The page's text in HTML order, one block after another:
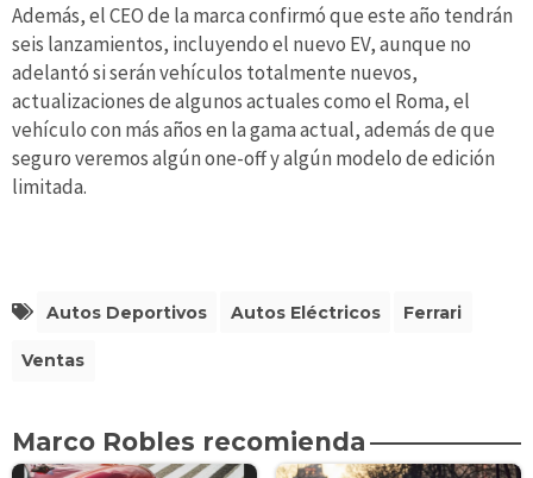
Además, el CEO de la marca confirmó que este año tendrán
seis lanzamientos, incluyendo el nuevo EV, aunque no
adelantó si serán vehículos totalmente nuevos,
actualizaciones de algunos actuales como el Roma, el
vehículo con más años en la gama actual, además de que
seguro veremos algún one-off y algún modelo de edición
limitada.
Autos Deportivos Autos Eléctricos Ferrari
Ventas
Marco Robles recomienda